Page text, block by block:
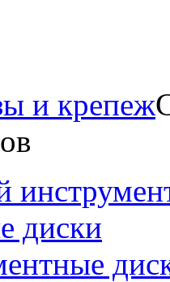
и крепеж
диски